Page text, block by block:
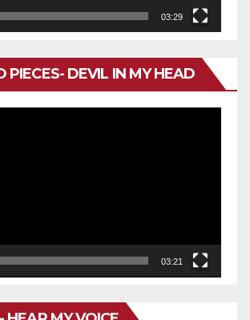
03:29
PIECES- DEVIL IN MY HEAD
03:21